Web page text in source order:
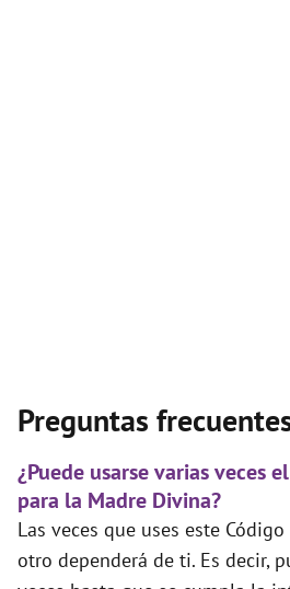
Preguntas
¿Puede usarse varias veces
para la Madre Divina?
Las veces que uses este
otro dependerá de ti. Es decir,